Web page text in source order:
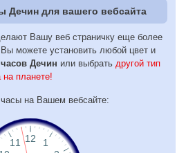
Дечин для вашего вебсайта
Вашу веб страничку еще более
можете установить любой цвет и
Дечин или выбрать другой тип
планете!
часы на Вашем вебсайте: